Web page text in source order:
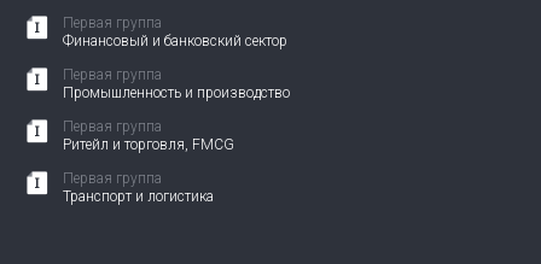
Первая группа
Финансовый и банковский сектор
Первая группа
Промышленность и производство
Первая группа
Ритейл и торговля, FMCG
Первая группа
Транспорт и логистика